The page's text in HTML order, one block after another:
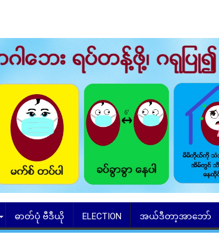
ဓာတ်ပုံ ဗီဒီယို ELECTION အယ်ဒီတာ့အာဘော်